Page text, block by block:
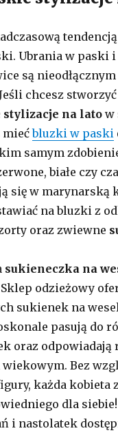
Ubrania w paski
są
chcesz stworzyć
na lato w
miećbluzki w paski
samym
białe czy
się w marynarską
na bluzki z
oraz zwiewne
sukieneczka na
odzieżowy
sukienek na
pasują do
oraz odpowiadają
Bez
każda kobieta
dla
i nastolatek